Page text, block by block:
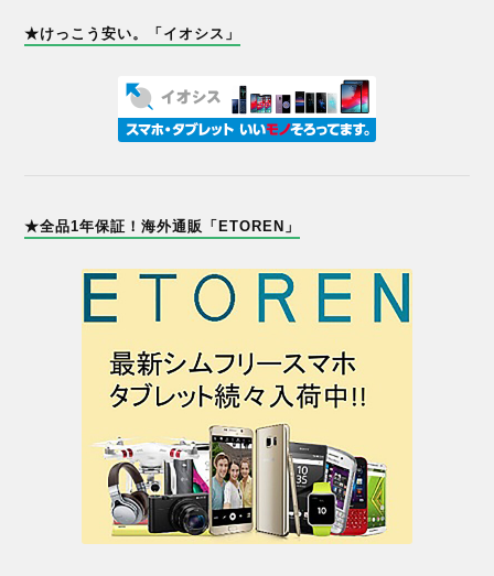
★けっこう安い。「イオシス」
★全品1年保証！海外通販「ETOREN」